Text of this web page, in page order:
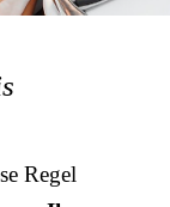
Regel